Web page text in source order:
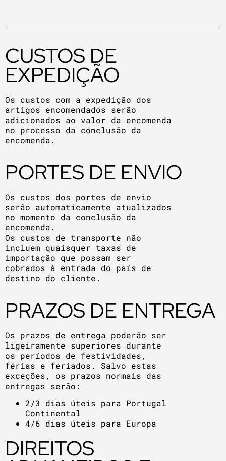
CUSTOS DE
EXPEDIÇÃO
Os custos com a expedição dos
artigos encomendados serão
adicionados ao valor da encomenda
no processo da conclusão da
encomenda.
PORTES DE ENVIO
Os custos dos portes de envio
serão automaticamente atualizados
no momento da conclusão da
encomenda.
Os custos de transporte não
incluem quaisquer taxas de
importação que possam ser
cobrados à entrada do país de
destino do cliente.
PRAZOS DE ENTREGA
Os prazos de entrega poderão ser
ligeiramente superiores durante
os períodos de festividades,
férias e feriados. Salvo estas
exceções, os prazos normais das
entregas serão:
2/3 dias úteis para Portugal
Continental
4/6 dias úteis para Europa
DIREITOS